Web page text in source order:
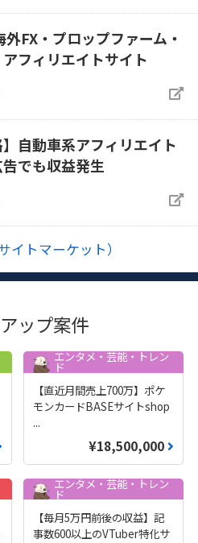
外FX・プロップファーム・
フィリエイトサイト
】自動車系アフィリエイト
でも収益発生
イトマーケット）
ップ案件
エンタメ・芸能・トレン
ド
【直近月間売上700万】ポケ
モンカードBASEサイトshop
...
¥18,500,000
エンタメ・芸能・トレン
ド
【毎月5万円前後の収益】記
事数600以上のVTuber特化サ